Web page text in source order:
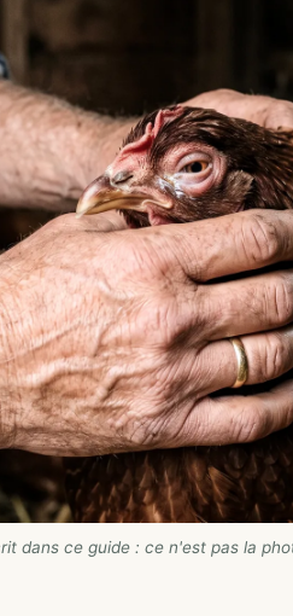
dans ce guide : ce n'est pas la